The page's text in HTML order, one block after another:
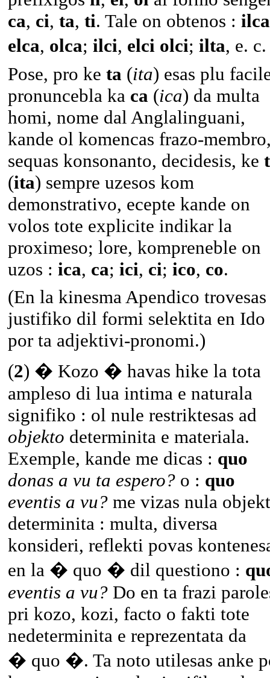
ca, ci, ta, ti. Tale on obtenos : ilca
elca, olca; ilci, elci olci; ilta, e.
Pose, pro ke ta (ita) esas plu
pronuncebla ka ca (ica) da multa
homi, nome dal Anglalinguani,
kande ol komencas frazo-
sequas konsonanto, decidesis, ke
(ita) sempre uzesos kom
demonstrativo, ecepte kande on
volos tote explicite indikar la
proximeso; lore, kompreneble on
uzos : ica, ca; ici, ci; ico, co.
(En la kinesma Apendico
justifiko dil formi selektita en Ido
por ta adjektivi-pronomi.)
(2) � Kozo � havas hike la tota
ampleso di lua intima e naturala
signifiko : ol nule restriktesas ad
objekto determinita e materiala.
Exemple, kande me dicas : quo
donas a vu ta espero? o : quo
eventis a vu? me vizas nula
determinita : multa, diversa
konsideri, reflekti povas
en la � quo � dil questiono :
eventis a vu? Do en ta frazi
pri kozo, kozi, facto o fakti tote
nedeterminita e reprezentata da
� quo �. Ta noto utilesas anke